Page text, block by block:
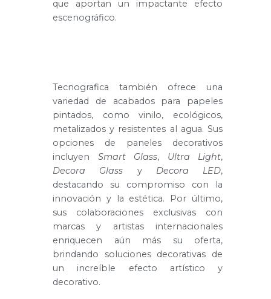
que aportan un impactante efecto
escenográfico.
Tecnografica también ofrece una
variedad de acabados para papeles
pintados, como vinilo, ecológicos,
metalizados y resistentes al agua. Sus
opciones de paneles decorativos
incluyen Smart Glass, Ultra Light,
Decora Glass y Decora LED,
destacando su compromiso con la
innovación y la estética. Por último,
sus colaboraciones exclusivas con
marcas y artistas internacionales
enriquecen aún más su oferta,
brindando soluciones decorativas de
un increíble efecto artístico y
decorativo.